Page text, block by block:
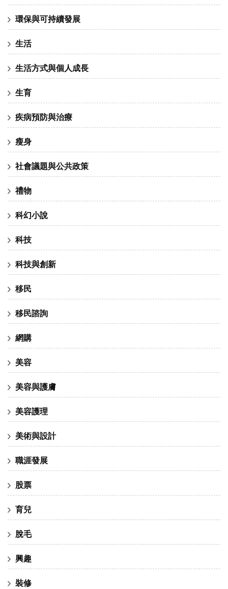
環保與可持續發展
生活
生活方式與個人成長
生育
疾病預防與治療
瘦身
社會議題與公共政策
禮物
科幻小說
科技
科技與創新
移民
移民諮詢
網購
美容
美容與護膚
美容護理
美術與設計
職涯發展
股票
育兒
脫毛
興趣
裝修